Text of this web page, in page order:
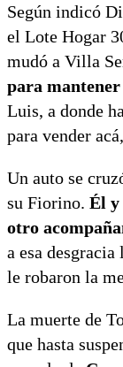
Según indicó
el Lote Hogar
mudó a Villa
para
Luis, a donde
para vender
Un auto se
su Fiorino. Él y
otro
a esa
le robaron la
La muerte de
que hasta